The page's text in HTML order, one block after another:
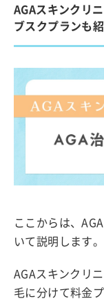
AGAスキンクリ
ブスクプランも
ここからは、
いて説明します。
AGAスキンクリ
毛に分けて料金